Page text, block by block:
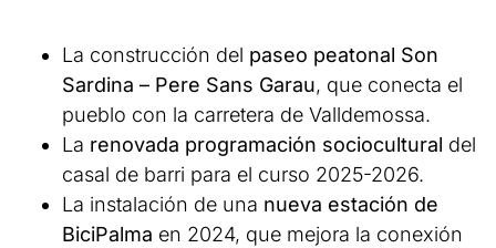
La construcción del paseo peatonal Son
Sardina – Pere Sans Garau, que conecta el
pueblo con la carretera de Valldemossa.
La renovada programación sociocultural del
casal de barri para el curso 2025-2026.
La instalación de una nueva estación de
BiciPalma en 2024, que mejora la conexión